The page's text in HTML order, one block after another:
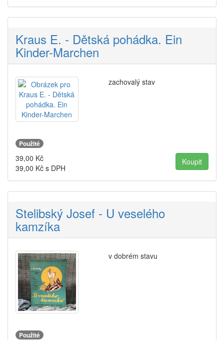
Kraus E. - Dětská pohádka. Ein
Kinder-Marchen
zachovalý stav
Použité
39,00 Kč
39,00 Kč s DPH
Stelibský Josef - U veselého
kamzíka
v dobrém stavu
Použité